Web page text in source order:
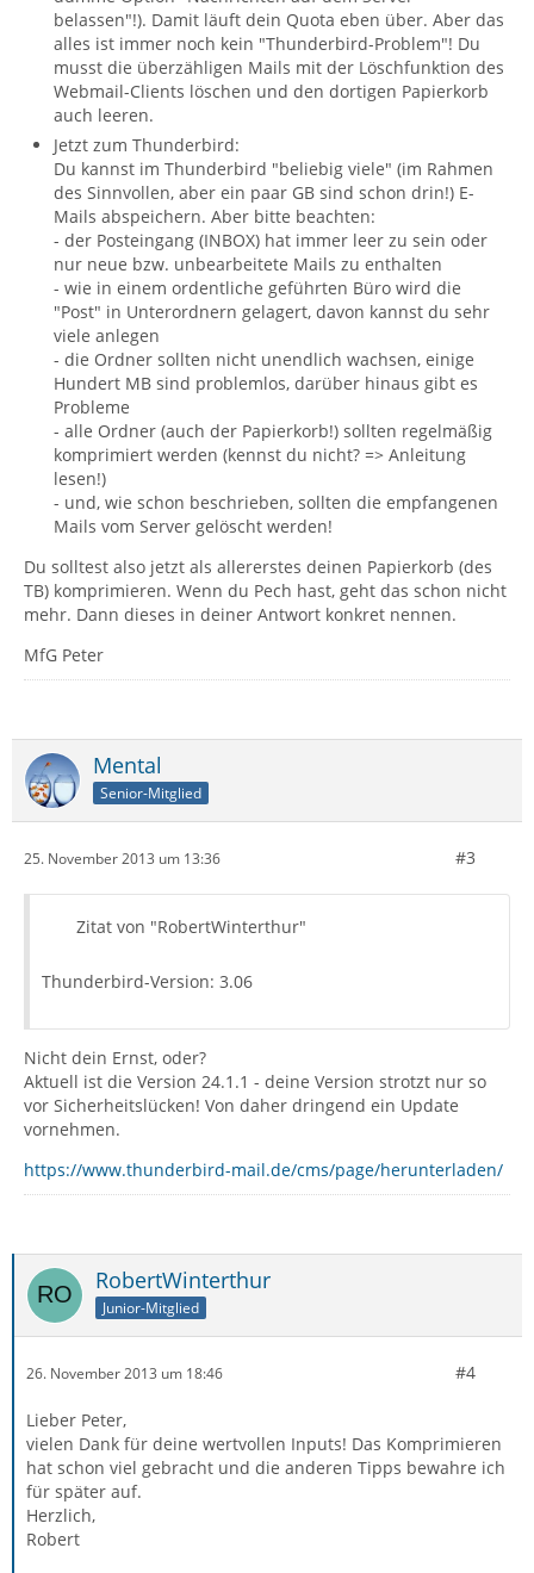
belassen"!). Damit läuft dein Quota eben über. Aber das
alles ist immer noch kein "Thunderbird-Problem"! Du
musst die überzähligen Mails mit der Löschfunktion des
Webmail-Clients löschen und den dortigen Papierkorb
auch leeren.
Jetzt zum Thunderbird:
Du kannst im Thunderbird "beliebig viele" (im Rahmen
des Sinnvollen, aber ein paar GB sind schon drin!) E-
Mails abspeichern. Aber bitte beachten:
- der Posteingang (INBOX) hat immer leer zu sein oder
nur neue bzw. unbearbeitete Mails zu enthalten
- wie in einem ordentliche geführten Büro wird die
"Post" in Unterordnern gelagert, davon kannst du sehr
viele anlegen
- die Ordner sollten nicht unendlich wachsen, einige
Hundert MB sind problemlos, darüber hinaus gibt es
Probleme
- alle Ordner (auch der Papierkorb!) sollten regelmäßig
komprimiert werden (kennst du nicht? => Anleitung
lesen!)
- und, wie schon beschrieben, sollten die empfangenen
Mails vom Server gelöscht werden!
Du solltest also jetzt als allererstes deinen Papierkorb (des
TB) komprimieren. Wenn du Pech hast, geht das schon nicht
mehr. Dann dieses in deiner Antwort konkret nennen.
MfG Peter
Mental
Senior-Mitglied
25. November 2013 um 13:36 #3
Zitat von "RobertWinterthur"
Thunderbird-Version: 3.06
Nicht dein Ernst, oder?
Aktuell ist die Version 24.1.1 - deine Version strotzt nur so
vor Sicherheitslücken! Von daher dringend ein Update
vornehmen.
https://www.thunderbird-mail.de/cms/page/herunterladen/
RobertWinterthur
Junior-Mitglied
26. November 2013 um 18:46 #4
Lieber Peter,
vielen Dank für deine wertvollen Inputs! Das Komprimieren
hat schon viel gebracht und die anderen Tipps bewahre ich
für später auf.
Herzlich,
Robert